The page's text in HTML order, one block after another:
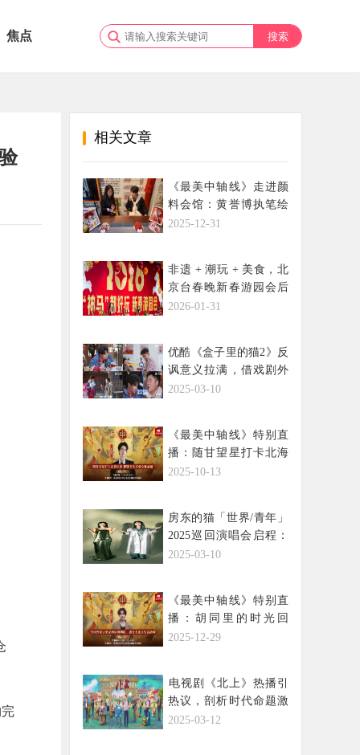
焦点
相关文章
《最美中轴线》走进颜
料会馆：黄誉博执笔绘
脸谱，解码京剧“生旦净
2025-12-31
非遗 + 潮玩 + 美食，北
京台春晚新春游园会后
台直播年味拉满！
2026-01-31
优酷《盒子里的猫2》反
讽意义拉满，借戏剧外
壳向“中国式教育”说不
2025-03-10
《最美中轴线》特别直
播：随甘望星打卡北海
公园，解锁书法石刻文
2025-10-13
房东的猫「世界/青年」
2025巡回演唱会启程：
以“劦”为名，共筑青年
2025-03-10
《最美中轴线》特别直
播：胡同里的时光回
响，李权哲解锁史家胡
2025-12-29
​电视剧《北上》热播引
热议，剖析时代命题激
发文旅新活力
2025-03-12